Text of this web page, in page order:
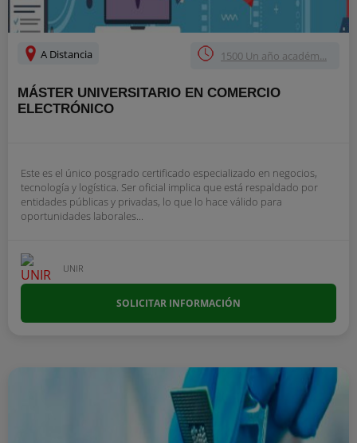
A Distancia 1500 Un año académ...
MÁSTER UNIVERSITARIO EN COMERCIO
ELECTRÓNICO
Este es el único posgrado certificado especializado en negocios,
tecnología y logística. Ser oficial implica que está respaldado por
entidades públicas y privadas, lo que lo hace válido para
oportunidades laborales...
UNIR
SOLICITAR INFORMACIÓN